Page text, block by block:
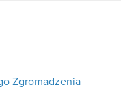
Zgromadzenia